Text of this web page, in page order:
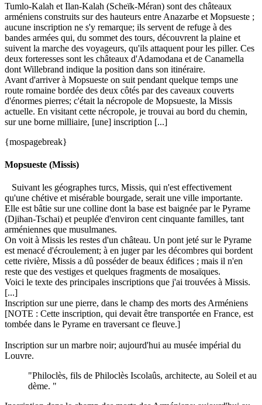
Tumlo-Kalah et Ilan-Kalah (Scheïk-Méran) sont des châteaux
arméniens construits sur des hauteurs entre Anazarbe et Mopsueste ;
aucune inscription ne s'y remarque; ils servent de refuge à des
bandes armées qui, du sommet des tours, découvrent la plaine et
suivent la marche des voyageurs, qu'ils attaquent pour les piller. Ces
deux forteresses sont les châteaux d'Adamodana et de Canamella
dont Willebrand indique la position dans son itinéraire.
Avant d'arriver à Mopsueste on suit pendant quelque temps une
route romaine bordée des deux côtés par des caveaux couverts
d'énormes pierres; c'était la nécropole de Mopsueste, la Missis
actuelle. En visitant cette nécropole, je trouvai au bord du chemin,
sur une borne milliaire, [une] inscription [...]
{mospagebreak}
Mopsueste (Missis)
Suivant les géographes turcs, Missis, qui n'est effectivement
qu'une chétive et misérable bourgade, serait une ville importante.
Elle est bâtie sur une colline dont la base est baignée par le Pyrame
(Djihan-Tschai) et peuplée d'environ cent cinquante familles, tant
arméniennes que musulmanes.
On voit à Missis les restes d'un château. Un pont jeté sur le Pyrame
est menacé d'écroulement; à en juger par les décombres qui bordent
cette rivière, Missis a dû posséder de beaux édifices ; mais il n'en
reste que des vestiges et quelques fragments de mosaïques.
Voici le texte des principales inscriptions que j'ai trouvées à Missis.
[...]
Inscription sur une pierre, dans le champ des morts des Arméniens
[NOTE : Cette inscription, qui devait être transportée en France, est
tombée dans le Pyrame en traversant ce fleuve.]
Inscription sur un marbre noir; aujourd'hui au musée impérial du
Louvre.
"Philoclès, fils de Philoclès Iscolaûs, architecte, au Soleil et au
dème. "